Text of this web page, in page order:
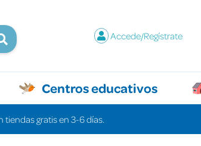
Accede/Regístrate
Centros educativos
gratis en 3-6 días.